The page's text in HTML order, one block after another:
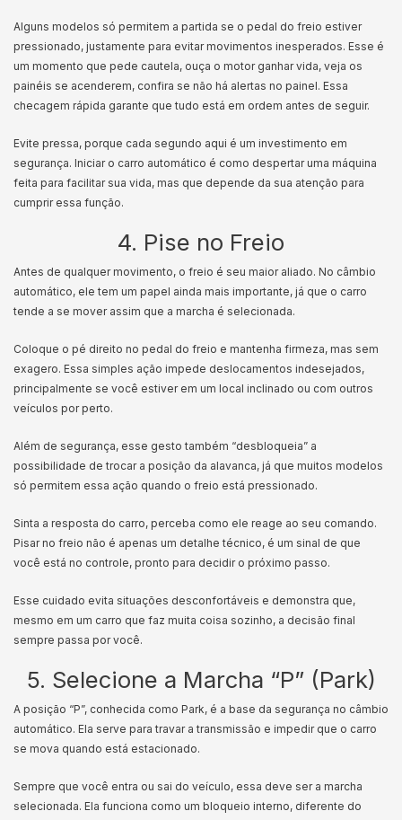
Alguns modelos só permitem a partida se o pedal do freio estiver
pressionado, justamente para evitar movimentos inesperados. Esse é
um momento que pede cautela, ouça o motor ganhar vida, veja os
painéis se acenderem, confira se não há alertas no painel. Essa
checagem rápida garante que tudo está em ordem antes de seguir.
Evite pressa, porque cada segundo aqui é um investimento em
segurança. Iniciar o carro automático é como despertar uma máquina
feita para facilitar sua vida, mas que depende da sua atenção para
cumprir essa função.
4. Pise no Freio
Antes de qualquer movimento, o freio é seu maior aliado. No câmbio
automático, ele tem um papel ainda mais importante, já que o carro
tende a se mover assim que a marcha é selecionada.
Coloque o pé direito no pedal do freio e mantenha firmeza, mas sem
exagero. Essa simples ação impede deslocamentos indesejados,
principalmente se você estiver em um local inclinado ou com outros
veículos por perto.
Além de segurança, esse gesto também “desbloqueia” a
possibilidade de trocar a posição da alavanca, já que muitos modelos
só permitem essa ação quando o freio está pressionado.
Sinta a resposta do carro, perceba como ele reage ao seu comando.
Pisar no freio não é apenas um detalhe técnico, é um sinal de que
você está no controle, pronto para decidir o próximo passo.
Esse cuidado evita situações desconfortáveis e demonstra que,
mesmo em um carro que faz muita coisa sozinho, a decisão final
sempre passa por você.
5. Selecione a Marcha “P” (Park)
A posição “P”, conhecida como Park, é a base da segurança no câmbio
automático. Ela serve para travar a transmissão e impedir que o carro
se mova quando está estacionado.
Sempre que você entra ou sai do veículo, essa deve ser a marcha
selecionada. Ela funciona como um bloqueio interno, diferente do